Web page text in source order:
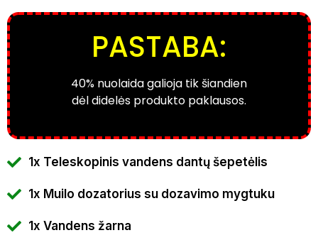
PASTABA:
40% nuolaida galioja tik šiandien
dėl didelės produkto paklausos.
1x Teleskopinis vandens dantų šepetėlis
1x Muilo dozatorius su dozavimo mygtuku
1x Vandens žarna